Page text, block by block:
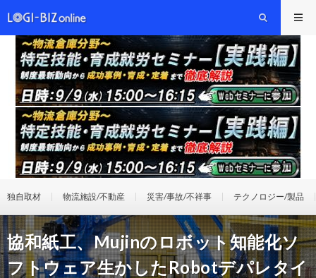
独自取材 物流施設/不動産 災害/事故/不祥事 テクノロジー/製品
協和紙工、Mujinのロボット知能化ソ
フトウェア生かしたRobotデパレタイ